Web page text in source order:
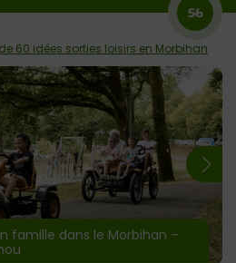
56
famille dans le Morbihan –
60 idées sorties loisirs en Morbihan